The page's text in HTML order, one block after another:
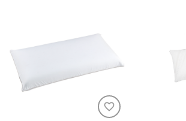
favorite_border